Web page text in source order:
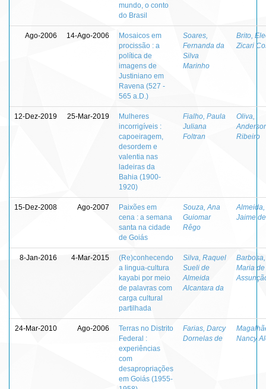
mundo, o conto
do Brasil
Ago-2006 14-Ago-2006
Mosaicos em
procissão : a
política de
imagens de
Justiniano em
Ravena (527 -
565 a.D.)
Soares,
Fernanda da
Silva
Marinho
Brito,
Zicari
12-Dez-2019 25-Mar-2019
Mulheres
incorrigíveis :
capoeiragem,
desordem e
valentia nas
ladeiras da
Bahia (1900-
1920)
Fialho, Paula
Juliana
Foltran
Oliva,
Ribeiro
15-Dez-2008 Ago-2007
Paixões em
cena : a semana
santa na cidade
de Goiás
Souza, Ana
Guiomar
Rêgo
Almeida,
Jaime de
8-Jan-2016 4-Mar-2015
(Re)conhecendo
a lingua-cultura
kayabi por meio
de palavras com
carga cultural
partilhada
Silva, Raquel
Sueli de
Almeida
Alcantara da
Maria de
24-Mar-2010 Ago-2006
Terras no Distrito
Federal :
experiências
com
desapropriações
em Goiás (1955-
Farias, Darcy
Dornelas de
Nancy